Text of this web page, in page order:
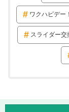
ワクハピデー！
スライダー交